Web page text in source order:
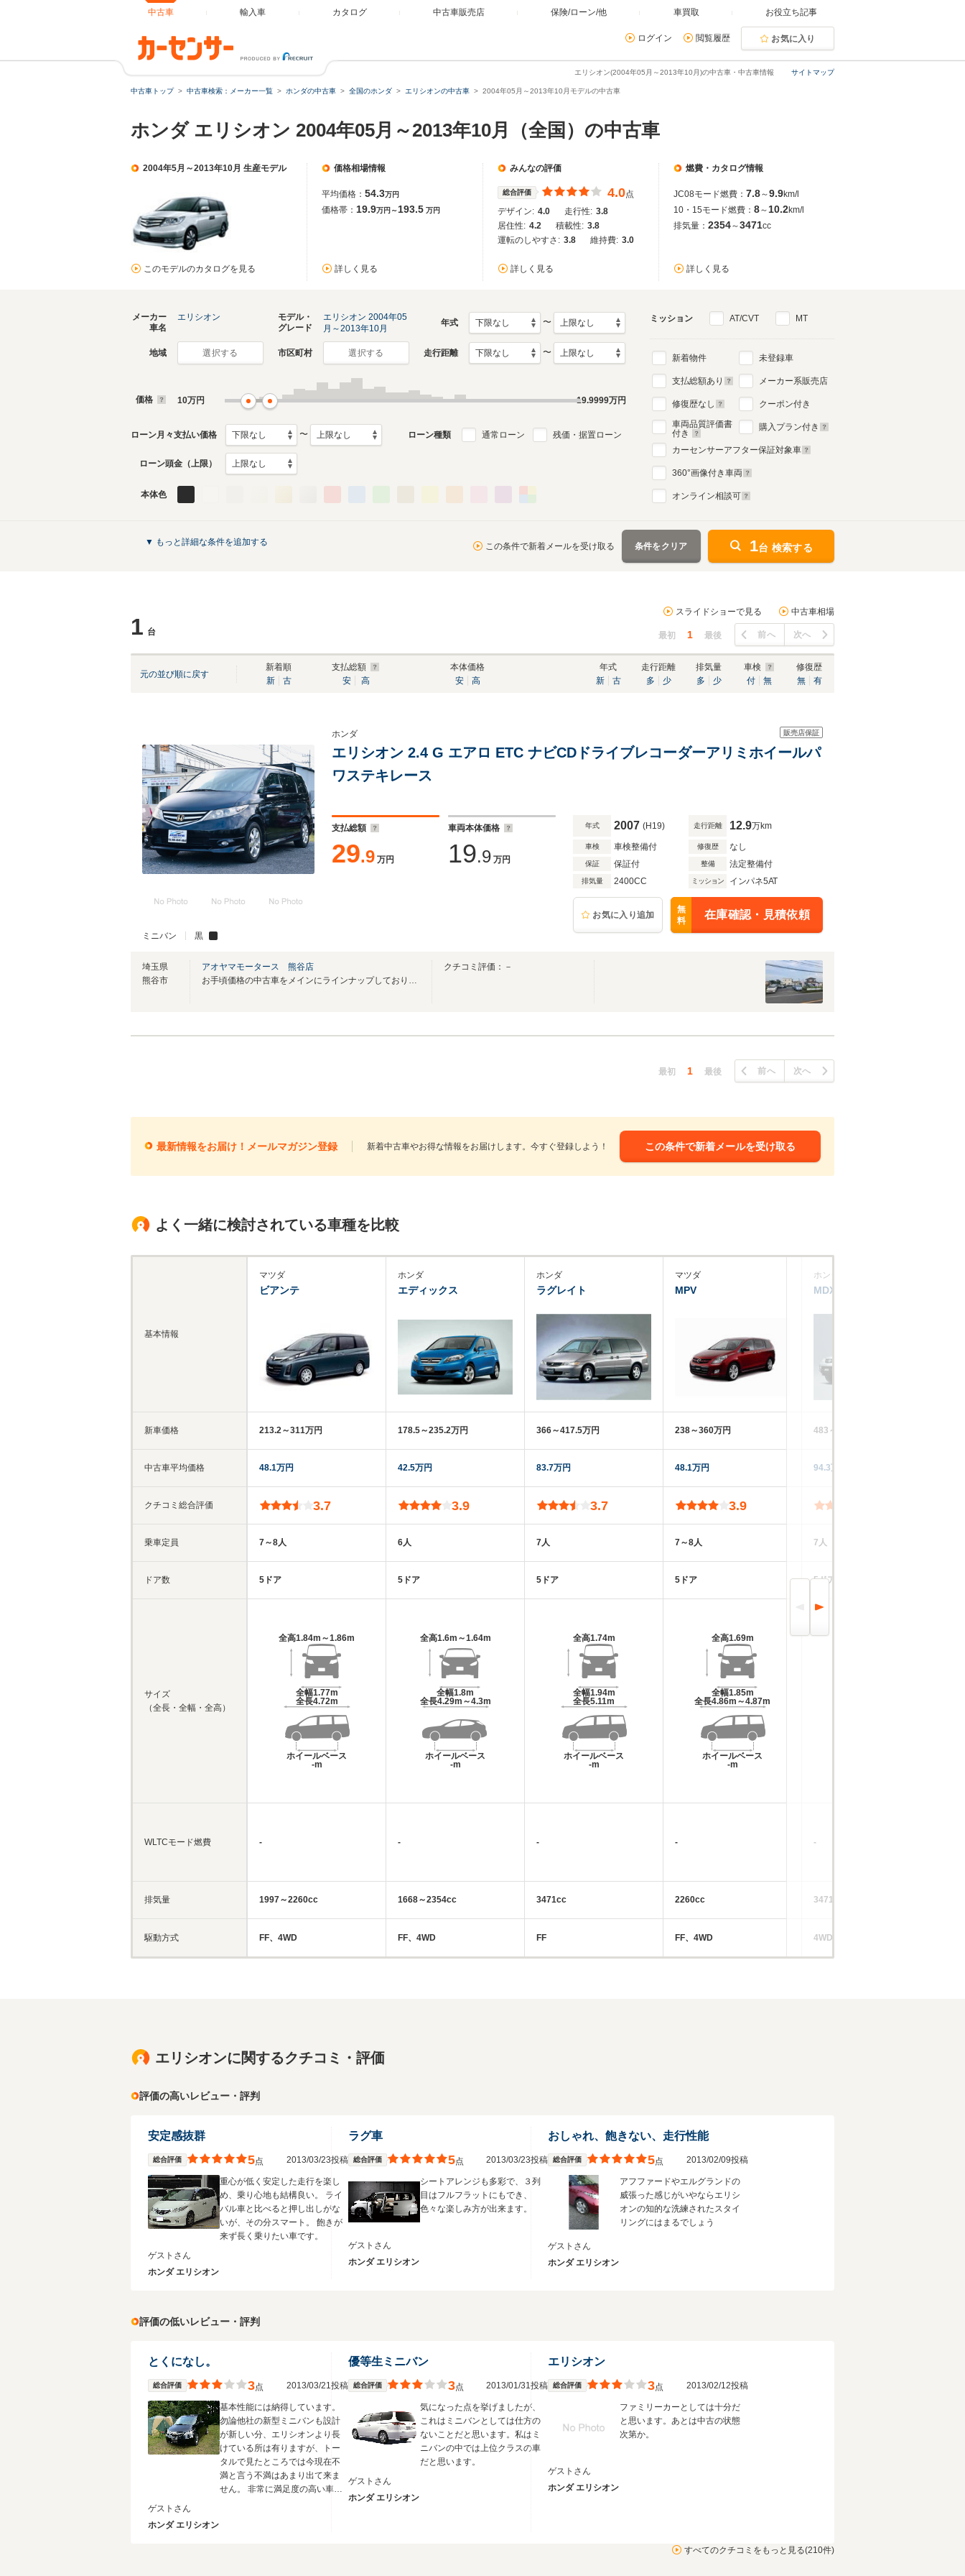
中古車 輸入車 カタログ 中古車販売店 保険/ローン/他 車買取 お役立ち記事
ログイン 閲覧履歴 お気に入り
サイトマップ
エリシオン(2004年05月～2013年10月)の中古車・中古車情報
中古車トップ 中古車検索：メーカー一覧 ホンダの中古車 全国のホンダ エリシオンの中古車 2004年05月～2013年10月モデルの中古車
ホンダ エリシオン 2004年05月～2013年10月（全国）の中古車
2004年5月～2013年10月 生産モデル
このモデルのカタログを見る
価格相場情報
平均価格： 54.3万円
価格帯： 19.9万円～193.5 万円
詳しく見る
みんなの評価
総合評価 4.0点
デザイン: 4.0 走行性: 3.8
居住性: 4.2 積載性: 3.8
運転のしやすさ: 3.8 維持費: 3.0
詳しく見る
燃費・カタログ情報
JC08モード燃費： 7.8～9.9km/l
10・15モード燃費： 8～ 10.2km/l
排気量： 2354～3471cc
詳しく見る
メーカー
車名
エリシオン
モデル・
グレード
エリシオン 2004年05
月～2013年10月
年式 〜
地域 選択する 市区町村 選択する 走行距離 〜
価格 10万円 19.9999万円
ローン月々支払い価格 〜 ローン種類 通常ローン 残価・据置ローン
ローン頭金（上限）
本体色
ミッション AT/CVT MT
新着物件
支払総額あり
修復歴なし
車両品質評価書
付き
未登録車
メーカー系販売店
クーポン付き
購入プラン付き
カーセンサーアフター保証対象車
360°画像付き車両
オンライン相談可
▼ もっと詳細な条件を追加する この条件で新着メールを受け取る 条件をクリア 1台 検索する
1 台
スライドショーで見る 中古車相場
最初 1 最後 前へ 次へ
元の並び順に戻す
新着順
新
古
支払総額
安
高
本体価格
安
高
年式
新
古
走行距離
多
少
排気量
多
少
車検
付
無
修復歴
無
有
ミニバン 黒
販売店保証
ホンダ
エリシオン 2.4 G エアロ ETC ナビCDドライブレコーダーアリミホイールパ
ワステキレース
支払総額
29.9 万円
車両本体価格
19.9 万円
年式 2007 (H19) 走行距離 12.9万km
車検 車検整備付 修復歴 なし
保証 保証付 整備 法定整備付
排気量 2400CC ミッション インパネ5AT
お気に入り追加
無
料
在庫確認・見積依頼
埼玉県
熊谷市
アオヤマモータース 熊谷店
お手頃価格の中古車をメインにラインナップしております！
クチコミ評価：－
最初 1 最後 前へ 次へ
最新情報をお届け！メールマガジン登録 新着中古車やお得な情報をお届けします。今すぐ登録しよう！ この条件で新着メールを受け取る
よく一緒に検討されている車種を比較
基本情報
新車価格
中古車平均価格
クチコミ総合評価
乗車定員
ドア数
サイズ
（全長・全幅・全高）
WLTCモード燃費
排気量
駆動方式
マツダ
ビアンテ
213.2～311万円
48.1万円
3.7
7～8人
5ドア
全高1.84m～1.86m
全幅1.77m
全長4.72m
ホイールベース
-m
-
1997～2260cc
FF、4WD
ホンダ
エディックス
178.5～235.2万円
42.5万円
3.9
6人
5ドア
全高1.6m～1.64m
全幅1.8m
全長4.29m～4.3m
ホイールベース
-m
-
1668～2354cc
FF、4WD
ホンダ
ラグレイト
366～417.5万円
83.7万円
3.7
7人
5ドア
全高1.74m
全幅1.94m
全長5.11m
ホイールベース
-m
-
3471cc
FF
マツダ
MPV
238～360万円
48.1万円
3.9
7～8人
5ドア
全高1.69m
全幅1.85m
全長4.86m～4.87m
ホイールベース
-m
-
2260cc
FF、4WD
ホンダ
MDX
483～525万円
94.3万円
7人
5ドア
-
3471cc
4WD
エリシオンに関するクチコミ・評価
評価の高いレビュー・評判
安定感抜群
総合評価 5点 2013/03/23投稿
重心が低く安定した走行を楽し
め、乗り心地も結構良い。 ライ
バル車と比べると押し出しがな
いが、その分スマート。 飽きが
来ず長く乗りたい車です。
ゲストさん
ホンダ エリシオン
ラグ車
総合評価 5点 2013/03/23投稿
シートアレンジも多彩で、３列
目はフルフラットにもでき、
色々な楽しみ方が出来ます。
ゲストさん
ホンダ エリシオン
おしゃれ、飽きない、走行性能
総合評価 5点 2013/02/09投稿
アフファードやエルグランドの
威張った感じがいやならエリシ
オンの知的な洗練されたスタイ
リングにはまるでしょう
ゲストさん
ホンダ エリシオン
評価の低いレビュー・評判
とくになし。
総合評価 3点 2013/03/21投稿
基本性能には納得しています。
勿論他社の新型ミニバンも設計
が新しい分、エリシオンより長
けている所は有りますが、トー
タルで見たところでは今現在不
満と言う不満はあまり出て来ま
せん。 非常に満足度の高い車だ
ゲストさん
ホンダ エリシオン
優等生ミニバン
総合評価 3点 2013/01/31投稿
気になった点を挙げましたが、
これはミニバンとしては仕方の
ないことだと思います。私はミ
ニバンの中では上位クラスの車
だと思います。
ゲストさん
ホンダ エリシオン
エリシオン
総合評価 3点 2013/02/12投稿
ファミリーカーとしては十分だ
と思います。あとは中古の状態
次第か。
ゲストさん
ホンダ エリシオン
すべてのクチコミをもっと見る(210件)